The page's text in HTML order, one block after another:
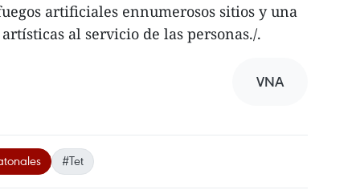
artificiales ennumerosos sitios y una
al servicio de las personas./.
VNA
#Tet